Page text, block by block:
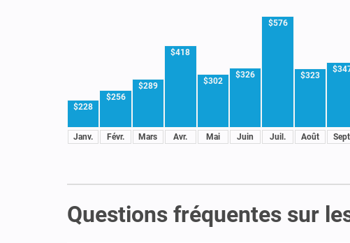
$228
Janv.
$256
Févr.
$289
Mars
$418
Avr.
$302
Mai
$326
Juin
$576
Juil.
$323
Août
Questions fréquentes sur